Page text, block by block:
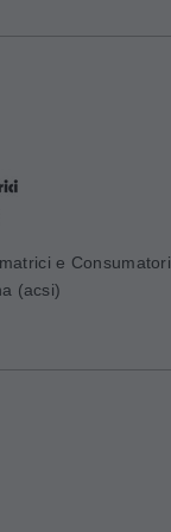
e Consumatori
(acsi)